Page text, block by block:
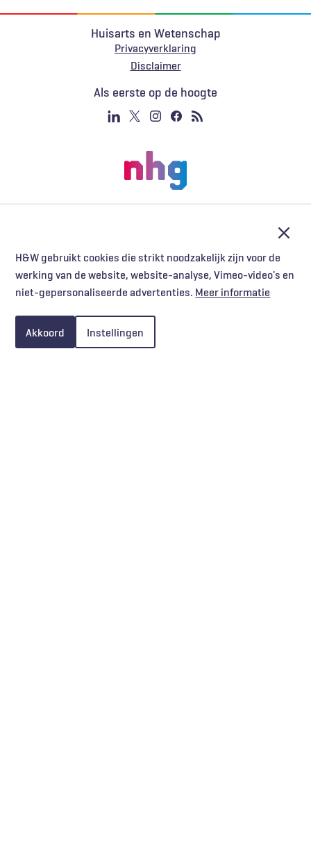
H&W gebruikt cookies die strikt noodzakelijk zijn voor de
werking van de website, website-analyse, Vimeo-video's en
niet-gepersonaliseerde advertenties. Meer informatie
Akkoord Instellingen
Huisarts en Wetenschap
Privacyverklaring
Voet
Disclaimer
Als eerste op de hoogte